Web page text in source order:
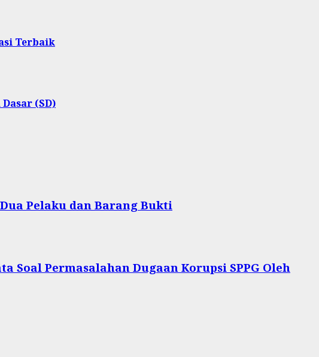
Terbaik
(SD)
Pelaku dan Barang Bukti
Soal Permasalahan Dugaan Korupsi SPPG Oleh